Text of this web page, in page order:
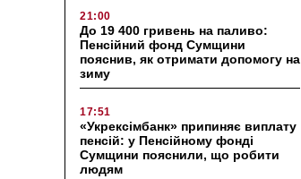
21:00
До 19 400 гривень на паливо:
Пенсійний фонд Сумщини
пояснив, як отримати допомогу на
зиму
17:51
«Укрексімбанк» припиняє виплату
пенсій: у Пенсійному фонді
Сумщини пояснили, що робити
людям